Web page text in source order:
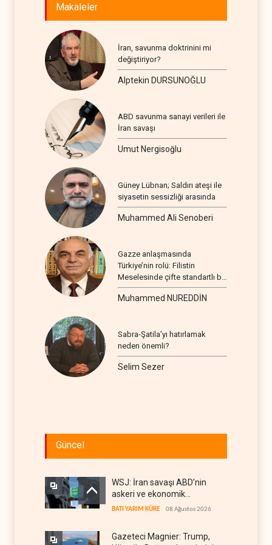
Makaleler
İran, savunma doktrinini mi
değiştiriyor?
Alptekin DURSUNOĞLU
ABD savunma sanayi verileri ile
İran savaşı
Umut Nergisoğlu
Güney Lübnan; Saldırı ateşi ile
siyasetin sessizliği arasında
Muhammed Ali Senoberi
Gazze anlaşmasında
Türkiye’nin rolü: Filistin
Meselesinde çifte standartlı bir
seyir
Muhammed NUREDDİN
Sabra-Şatila’yı hatırlamak
neden önemli?
Selim Sezer
Güncel
WSJ: İran savaşı ABD’nin
askeri ve ekonomik
kaynaklarını tüketiyor
BATI YARIM KÜRE 08 Ağustos 2026
Gazeteci Magnier: Trump,